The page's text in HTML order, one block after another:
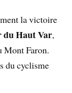
la victoire
du Haut Var,
Mont Faron.
du cyclisme